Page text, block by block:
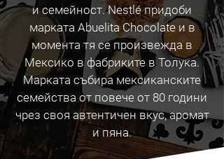
и семейност. Nestlé придоби
марката Abuelita Chocolate и в
момента тя се произвежда в
Мексико в фабриките в Толука.
Марката събира мексиканските
семейства от повече от 80 години
чрез своя автентичен вкус, аромат
и пяна.